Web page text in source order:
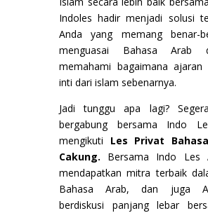
Indoles hadir menjadi solusi
Anda yang memang benar-
menguasai Bahasa Arab
memahami bagaimana ajaran
inti dari islam sebenarnya.
Jadi tunggu apa lagi?
bergabung bersama Indo
mengikuti Les Privat
Cakung. Bersama Indo Les
mendapatkan mitra terbaik
Bahasa Arab, dan juga
berdiskusi panjang lebar